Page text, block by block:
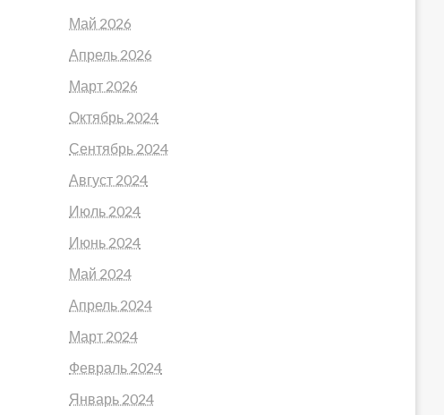
Май 2026
Апрель 2026
Март 2026
Октябрь 2024
Сентябрь 2024
Август 2024
Июль 2024
Июнь 2024
Май 2024
Апрель 2024
Март 2024
Февраль 2024
Январь 2024